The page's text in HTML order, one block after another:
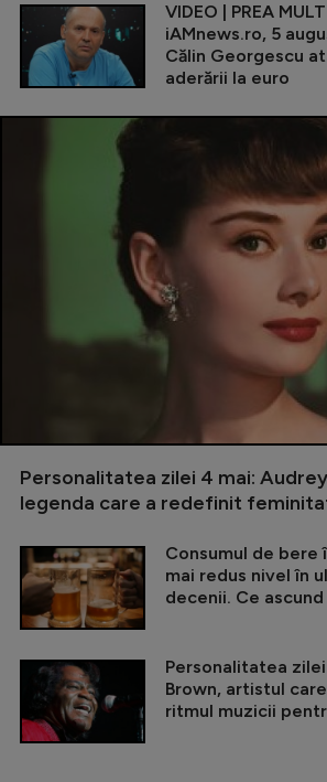
VIDEO | PREA
iAMnews.ro, 5
Călin Georgescu
aderării la euro
Personalitatea zilei 4 mai:
legenda care a redefinit
Consumul de bere
mai redus nivel în
decenii. Ce
Personalitatea
Brown, artistul
ritmul muzicii